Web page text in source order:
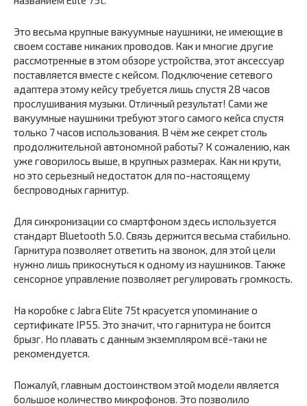
Это весьма крупные вакуумные наушники, не имеющие в
своем составе никаких проводов. Как и многие другие
рассмотренные в этом обзоре устройства, этот аксессуар
поставляется вместе с кейсом. Подключение сетевого
адаптера этому кейсу требуется лишь спустя 28 часов
прослушивания музыки. Отличный результат! Сами же
вакуумные наушники требуют этого самого кейса спустя
только 7 часов использования. В чём же секрет столь
продолжительной автономной работы? К сожалению, как
уже говорилось выше, в крупных размерах. Как ни крути,
но это серьезный недостаток для по-настоящему
беспроводных гарнитур.
Для синхронизации со смартфоном здесь используется
стандарт Bluetooth 5.0. Связь держится весьма стабильно.
Гарнитура позволяет ответить на звонок, для этой цели
нужно лишь прикоснуться к одному из наушников. Также
сенсорное управление позволяет регулировать громкость.
На коробке с Jabra Elite 75t красуется упоминание о
сертификате IP55. Это значит, что гарнитура не боится
брызг. Но плавать с данным экземпляром всё-таки не
рекомендуется.
Пожалуй, главным достоинством этой модели является
большое количество микрофонов. Это позволило